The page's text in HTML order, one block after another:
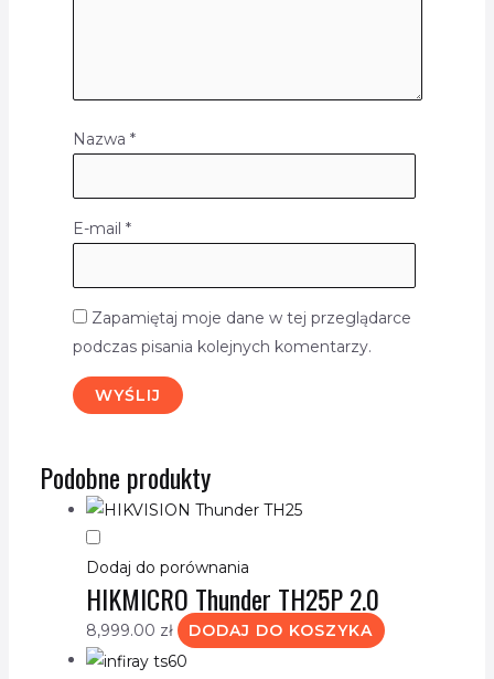
Nazwa *
E-mail *
Zapamiętaj moje dane w tej przeglądarce
podczas pisania kolejnych komentarzy.
Podobne produkty
Dodaj do porównania
HIKMICRO Thunder TH25P 2.0
8,999.00 zł DODAJ DO KOSZYKA